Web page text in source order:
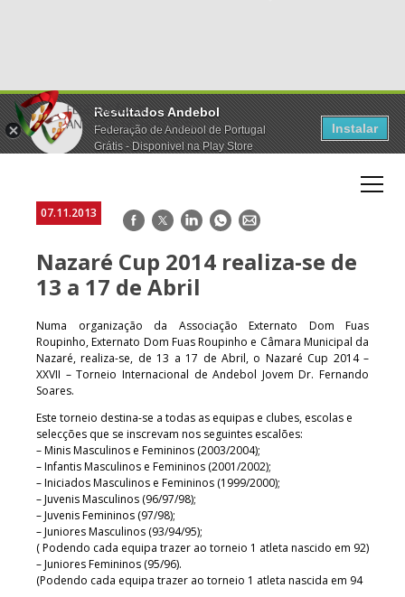
Resultados Andebol
Federação de Andebol de Portugal
Grátis - Disponivel na Play Store
Instalar
07.11.2013 Facebook
TwitterLinkedInWhatsApp
E-
Nazaré Cup 2014 realiza-se de
13 a 17 de Abril
Numa organização da Associação Externato Dom Fuas
Roupinho, Externato Dom Fuas Roupinho e Câmara Municipal da
Nazaré, realiza-se, de 13 a 17 de Abril, o Nazaré Cup 2014 –
XXVII – Torneio Internacional de Andebol Jovem Dr. Fernando
Soares.
Este torneio destina-se a todas as equipas e clubes, escolas e
selecções que se inscrevam nos seguintes escalões:
– Minis Masculinos e Femininos (2003/2004);
– Infantis Masculinos e Femininos (2001/2002);
– Iniciados Masculinos e Femininos (1999/2000);
– Juvenis Masculinos (96/97/98);
– Juvenis Femininos (97/98);
– Juniores Masculinos (93/94/95);
( Podendo cada equipa trazer ao torneio 1 atleta nascido em 92)
– Juniores Femininos (95/96).
(Podendo cada equipa trazer ao torneio 1 atleta nascida em 94